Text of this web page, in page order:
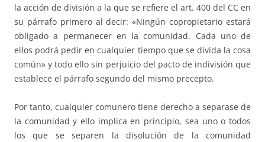
la acción de división a la que se refiere el art. 400 del CC en
su párrafo primero al decir: «Ningún copropietario estará
obligado a permanecer en la comunidad. Cada uno de
ellos podrá pedir en cualquier tiempo que se divida la cosa
común» y todo ello sin perjuicio del pacto de indivisión que
establece el párrafo segundo del mismo precepto.
Por tanto, cualquier comunero tiene derecho a separase de
la comunidad y ello implica en principio, sea uno o todos
los que se separen la disolución de la comunidad